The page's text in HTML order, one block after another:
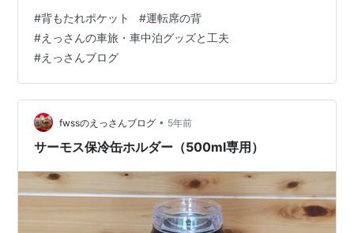
#背もたれポケット #運転席の背
#えっさんの車旅・車中泊グッズと工夫
#えっさんブログ
fwssのえっさんブログ • 5年前
サーモス保冷缶ホルダー（500ml専用）